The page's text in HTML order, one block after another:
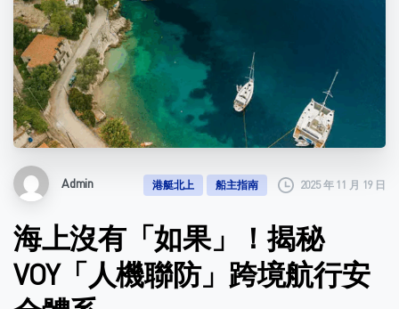
Admin 港艇北上 船主指南 2025 年 11 月 19 日
海上沒有「如果」！揭秘
VOY「人機聯防」跨境航行安